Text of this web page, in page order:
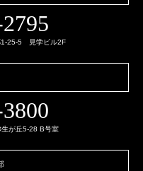
1-25-5 見学ビル2F
が丘5-28 B号室